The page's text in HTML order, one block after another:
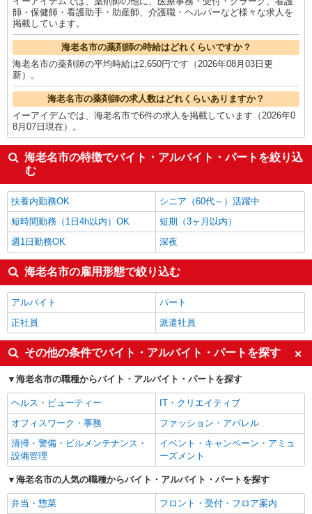
師・保健師・看護助手・助産師、介護職・ヘルパーなど様々な求人を
掲載しています。
海老名市の薬剤師の時給はどれくらいですか？
海老名市の薬剤師の平均時給は2,650円です（2026年08月03日更
新）。
海老名市の薬剤師の求人数はどれくらいありますか？
イーアイデムでは、海老名市で6件の求人を掲載しています（2026年0
8月07日現在）。
海老名市の特徴でバイト・アルバイト・パートを絞り込
む
扶養内勤務OK
シニア（60代～）活躍中
短時間勤務（1日4h以内）OK
短期（3ヶ月以内）
週1日勤務OK
深夜
海老名市の雇用形態で絞り込む
アルバイト
パート
正社員
派遣社員
その他の条件でバイト・アルバイト・パートを探す
海老名市の職種からバイト・アルバイト・パートを探す
ヘルス・ビューティー
IT・クリエイティブ
オフィスワーク・事務
ファッション・アパレル
清掃・警備・ビルメンテナンス・
設備管理
イベント・キャンペーン・アミュ
ーズメント
海老名市の人気の職種からバイト・アルバイト・パートを探す
弁当・惣菜
フロント・受付・フロア案内